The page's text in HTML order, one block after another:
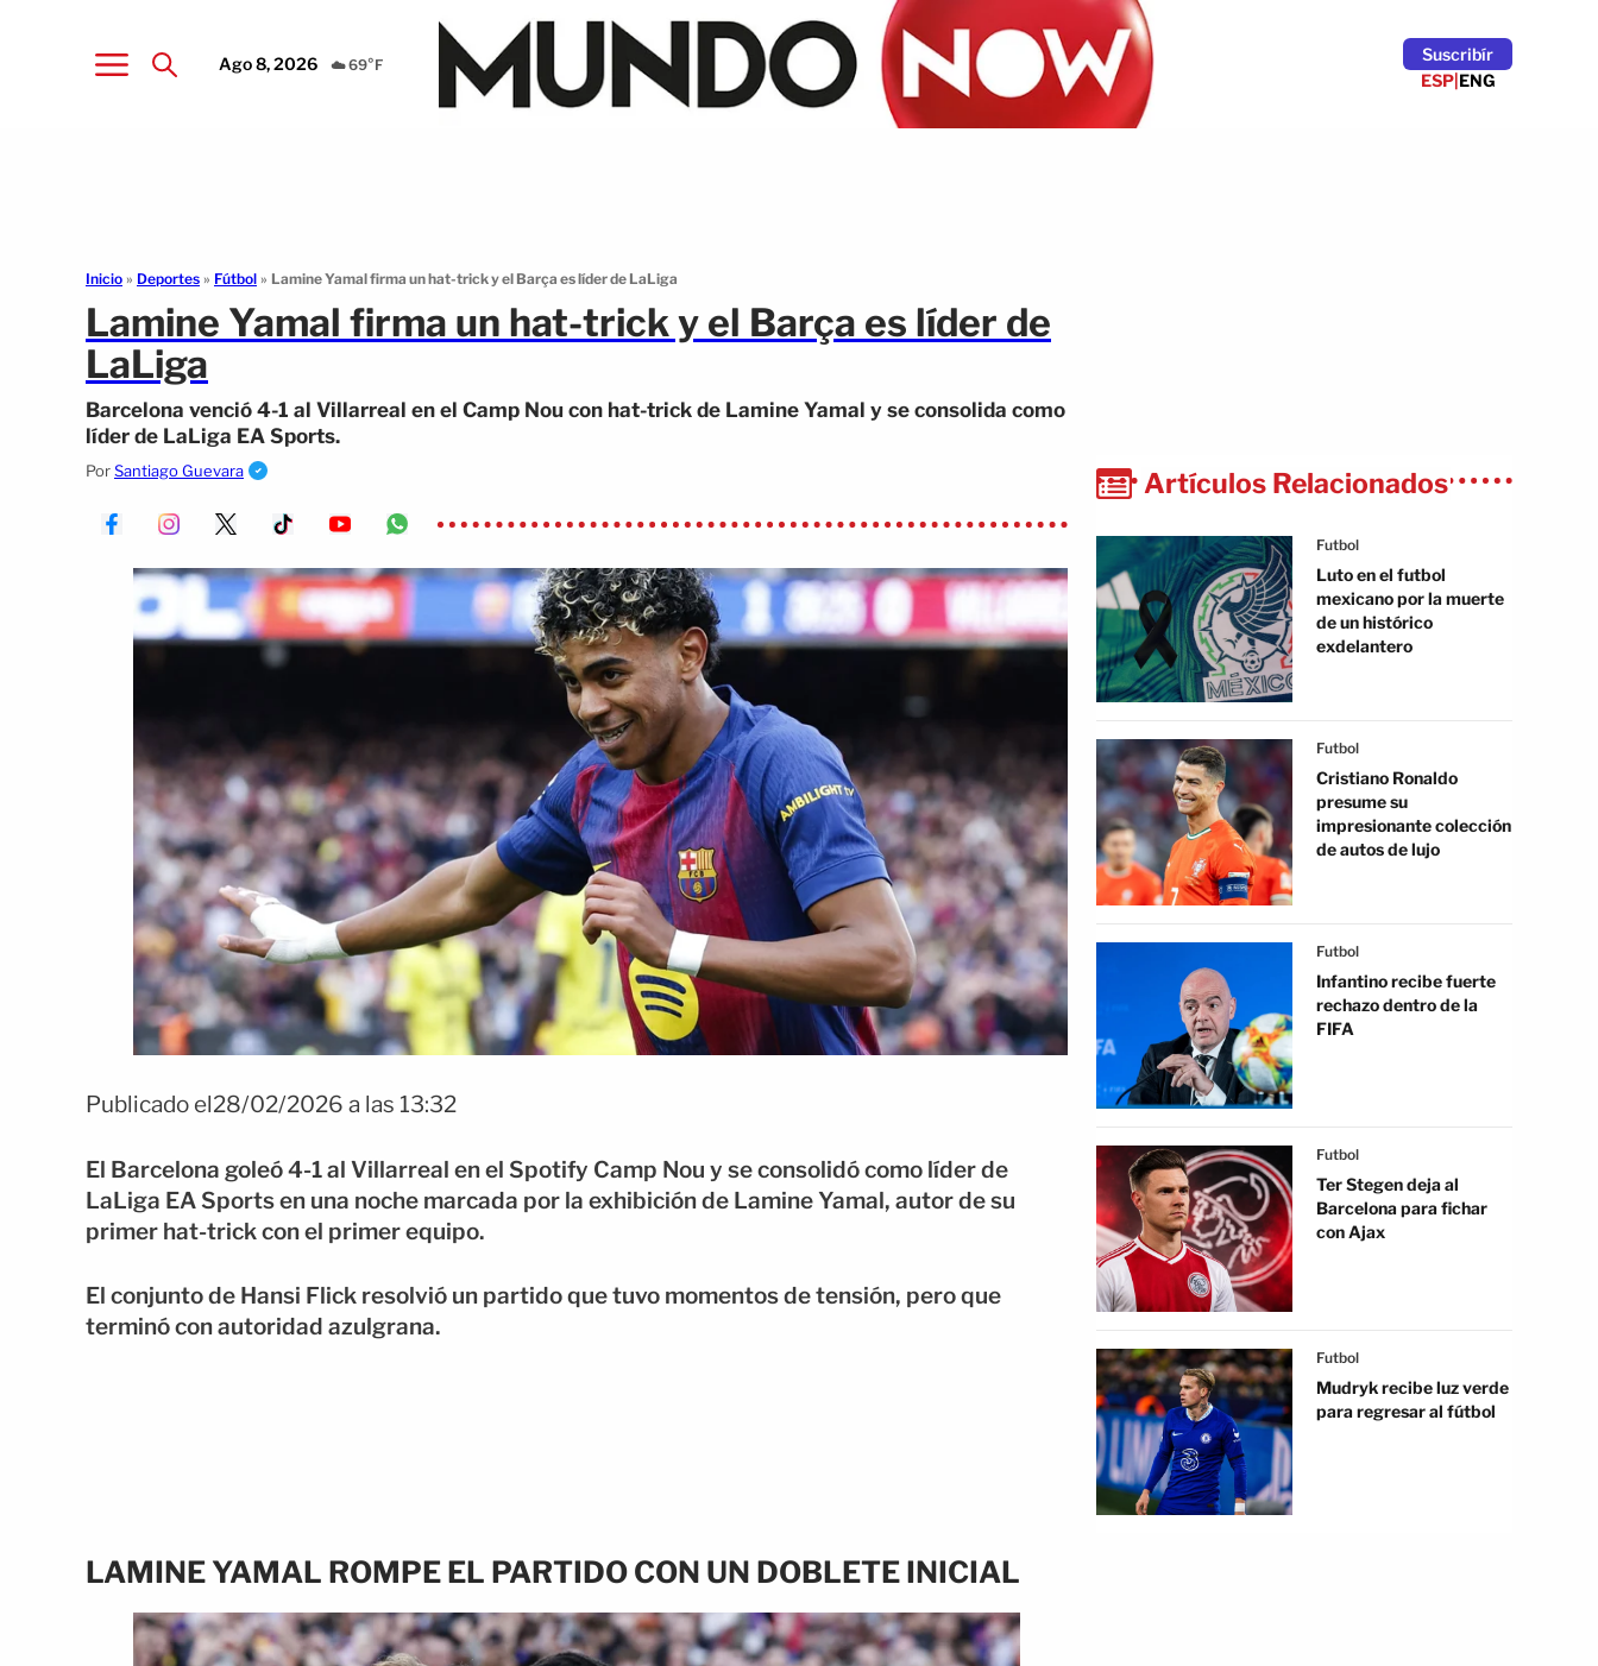
Ago 8, 2026 ☁️ 69°F
Suscribír
ESP|ENG
Inicio » Deportes » Fútbol » Lamine Yamal firma un hat-trick y el Barça es líder de LaLiga
Lamine Yamal firma un hat-trick y el Barça es líder de
LaLiga
Barcelona venció 4-1 al Villarreal en el Camp Nou con hat-trick de Lamine Yamal y se consolida como
líder de LaLiga EA Sports.
PorSantiago Guevara
Publicado el28/02/2026 a las 13:32
El Barcelona goleó 4-1 al Villarreal en el Spotify Camp Nou y se consolidó como líder de
LaLiga EA Sports en una noche marcada por la exhibición de Lamine Yamal, autor de su
primer hat-trick con el primer equipo.
El conjunto de Hansi Flick resolvió un partido que tuvo momentos de tensión, pero que
terminó con autoridad azulgrana.
LAMINE YAMAL ROMPE EL PARTIDO CON UN DOBLETE INICIAL
Artículos Relacionados
Futbol
Luto en el futbol
mexicano por la muerte
de un histórico
exdelantero
Futbol
Cristiano Ronaldo
presume su
impresionante colección
de autos de lujo
Futbol
Infantino recibe fuerte
rechazo dentro de la
FIFA
Futbol
Ter Stegen deja al
Barcelona para fichar
con Ajax
Futbol
Mudryk recibe luz verde
para regresar al fútbol